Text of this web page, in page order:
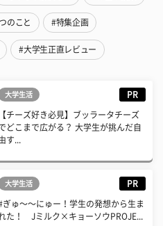
のこと #特集企画
#大学生正直レビュー
大学生活 PR
【チーズ好き必見】ブッラータチーズ
どこまで広がる？ 大学生が挑んだ自
す...
大学生活 PR
ぎゅ〜〜にゅー！学生の発想から生ま
た！ Jミルク×キョーソウPROJE...